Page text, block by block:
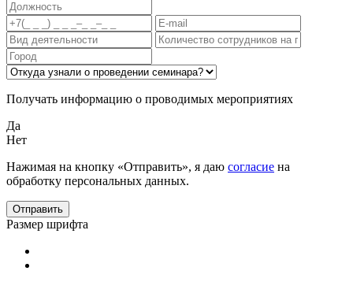
Получать информацию о проводимых мероприятиях
Да
Нет
Нажимая на кнопку «Отправить», я даю согласие на
обработку персональных данных.
Отправить
Размер шрифта